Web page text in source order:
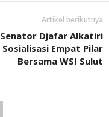
Artikel berikutnya
Senator Djafar Alkatiri
Sosialisasi Empat Pilar
Bersama WSI Sulut